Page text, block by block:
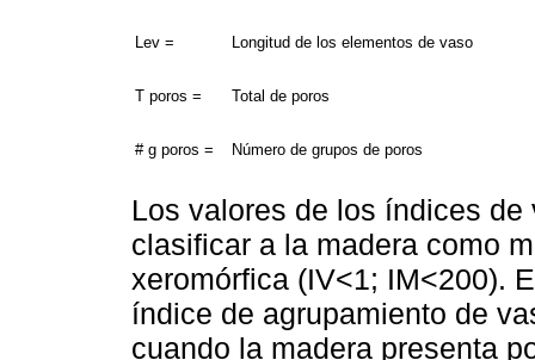
Lev = Longitud de los elementos de vaso
T poros = Total de poros
# g poros = Número de grupos de poros
Los valores de los índices
clasificar a la madera como
xeromórfica (IV<1; IM<200).
índice de agrupamiento de
cuando la madera presenta